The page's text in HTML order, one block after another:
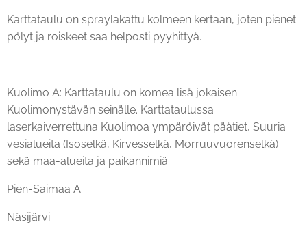
Karttataulu on spraylakattu kolmeen kertaan, joten pienet
pölyt ja roiskeet saa helposti pyyhittyä.
Kuolimo A: Karttataulu on komea lisä jokaisen
Kuolimonystävän seinälle. Karttataulussa
laserkaiverrettuna Kuolimoa ympäröivät päätiet, Suuria
vesialueita (Isoselkä, Kirvesselkä, Morruuvuorenselkä)
sekä maa-alueita ja paikannimiä.
Pien-Saimaa A:
Näsijärvi: